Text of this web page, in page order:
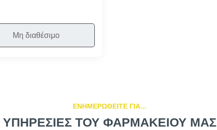
Μη διαθέσιμο
ΕΝΗΜΕΡΩΘΕΙΤΕ ΓΙΑ...
ΥΠΗΡΕΣΙΕΣ ΤΟΥ ΦΑΡΜΑΚΕΙΟΥ ΜΑΣ